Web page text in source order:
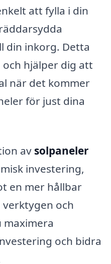
att fylla i din
din inkorg. Detta
hjälper dig att
när det kommer
för just dina
av solpaneler
investering,
en mer hållbar
och
och bidra